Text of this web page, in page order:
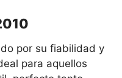
por su fiabilidad y
para aquellos